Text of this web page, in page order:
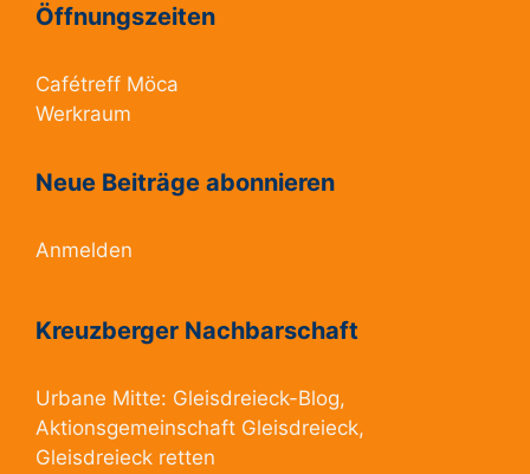
Öffnungszeiten
Cafétreff Möca
Werkraum
Neue Beiträge abonnieren
Anmelden
Kreuzberger Nachbarschaft
Urbane Mitte: Gleisdreieck-Blog,
Aktionsgemeinschaft Gleisdreieck,
Gleisdreieck retten